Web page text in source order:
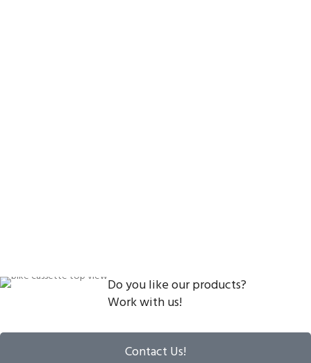
Do you like our products?
Work with us!
Contact Us!